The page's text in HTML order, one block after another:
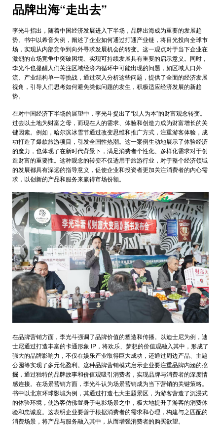
品牌出海“走出去”
李光斗指出，随着中国经济发展进入下半场，品牌出海成为重要的发展趋
势。书中以希音为例，阐述了企业如何通过打通产业链，将目光投向全球市
场，实现从内部竞争到向外寻求发展机会的转变。这一观点对于当下企业在
激烈的市场竞争中突破困境、实现可持续发展具有重要的启示意义。同时，
李光斗也提醒人们关注区域经济内循环中可能出现的问题，如区域人口外
流、产业结构单一等挑战，通过深入分析这些问题，提供了全面的经济发展
视角，引导人们思考如何避免类似问题的发生，积极适应经济发展的新趋
势。
在对中国经济下半场的展望中，李光斗提出了“以人为本”的财富观念转变。
过去以土地为财富之母，而现在人的需求、体验和创造力成为财富增长的关
键因素。例如，哈尔滨冰雪节通过改变思维和推广方式，注重游客体验，成
功打造了爆款旅游项目，引发全国性热潮。这一案例生动地展示了体验经济
的魔力，也体现了在新时代背景下，满足消费者个性化、多样化需求对于创
造财富的重要性。这种观念的转变不仅适用于旅游行业，对于整个经济领域
的发展都具有深远的指导意义，促使企业和投资者更加关注消费者的内心需
求，以创新的产品和服务来赢得市场份额。
在品牌营销方面，李光斗强调了品牌价值的塑造和传播。以迪士尼为例，迪
士尼通过打造丰富的卡通形象 IP，将欢乐、梦想的价值观融入其中，形成了
强大的品牌影响力，不仅在娱乐产业取得巨大成功，还通过周边产品、主题
公园等实现了多元化盈利。这种品牌营销模式启示企业要注重品牌内涵的挖
掘，通过独特的品牌故事和价值观吸引消费者，实现品牌与消费者的深度情
感连接。在场景营销方面，李光斗认为场景营销成为当下营销的关键策略。
书中以北京环球影城为例，其通过打造七大主题景区，为游客营造了沉浸式
的体验环境，使游客仿佛置身于电影场景之中，极大地提升了游客的消费体
验和忠诚度。这表明企业要善于根据消费者的需求和心理，构建与之匹配的
消费场景，将产品与服务融入其中，从而增强消费者的购买欲望。